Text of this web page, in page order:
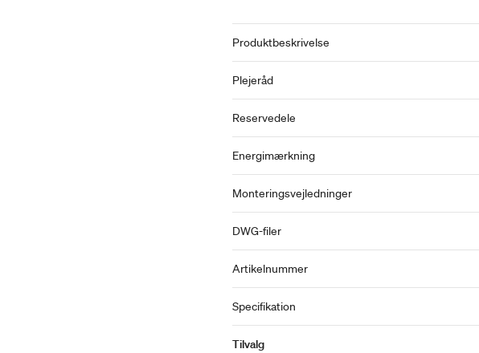
Produktbeskrivelse
Plejeråd
Reservedele
Energimærkning
Monteringsvejledninger
DWG-filer
Artikelnummer
Specifikation
Tilvalg